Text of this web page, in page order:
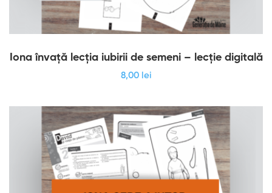
Iona învață lecția iubirii de semeni – lecție digitală
8,00 lei